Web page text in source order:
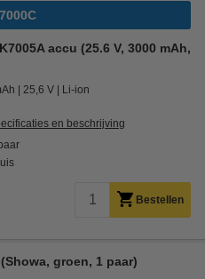
accu (25.6 V, 3000 mAh,
25,6 V Li-ion
en beschrijving
Bestellen
groen, 1 paar)